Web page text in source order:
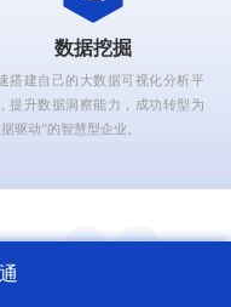
数据挖掘
搭建自己的大数据可视化分析平
提升数据洞察能力，成功转型为
驱动”的智慧型企业。
力